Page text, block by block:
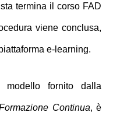
termina il corso FAD
viene conclusa,
e-learning.
modello fornito dalla
Continua, è